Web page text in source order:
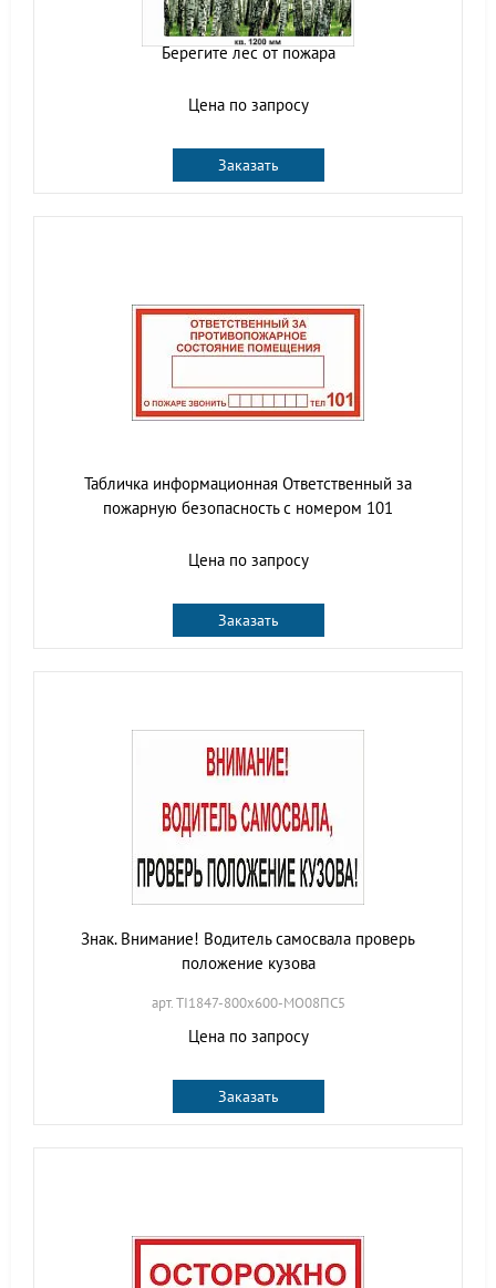
Берегите лес от пожара
Цена по запросу
Заказать
Табличка информационная Ответственный за
пожарную безопасность с номером 101
Цена по запросу
Заказать
Знак. Внимание! Водитель самосвала проверь
положение кузова
арт. TI1847-800х600-МО08ПС5
Цена по запросу
Заказать